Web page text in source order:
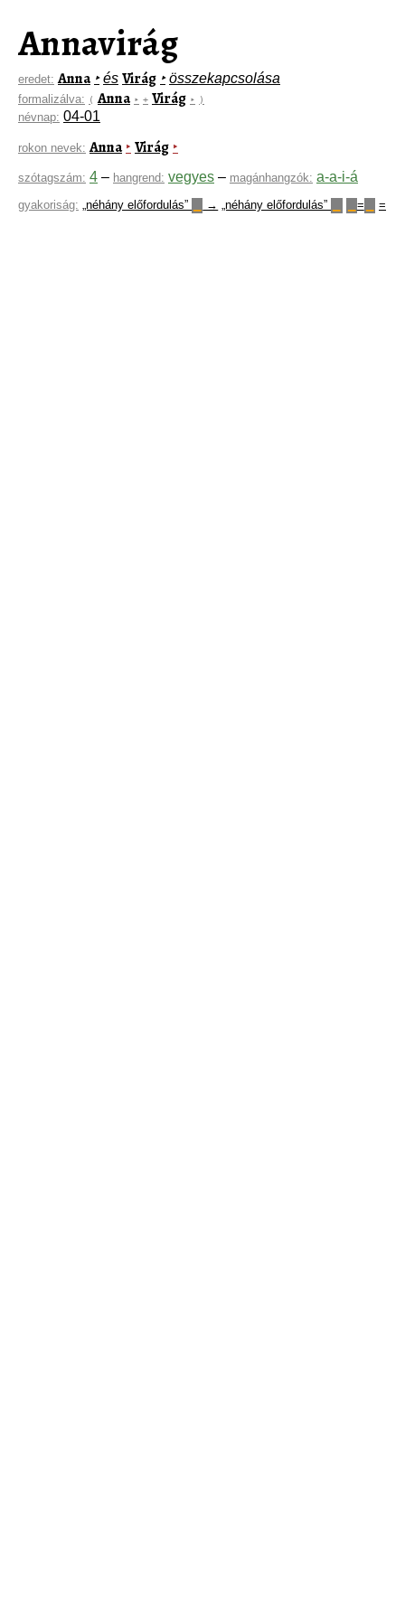
Annavirág
eredet: Anna ‣ és Virág ‣ összekapcsolása
formalizálva: ( Anna ‣ + Virág ‣ )
névnap: 04-01
rokon nevek: Anna ‣ Virág ‣
szótagszám: 4 – hangrend: vegyes – magánhangzók: a-a-i-á
gyakoriság: „néhány előfordulás” → „néhány előfordulás” = =